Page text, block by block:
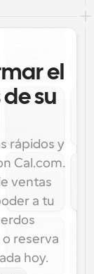
el
su
rápidos y
Cal.com.
ventas
a tu
reserva
hoy.